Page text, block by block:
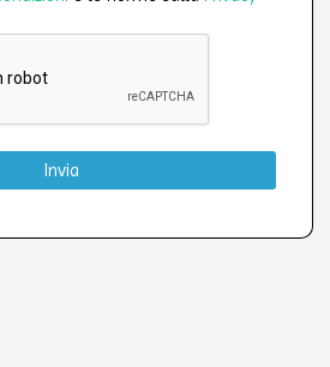
Invia